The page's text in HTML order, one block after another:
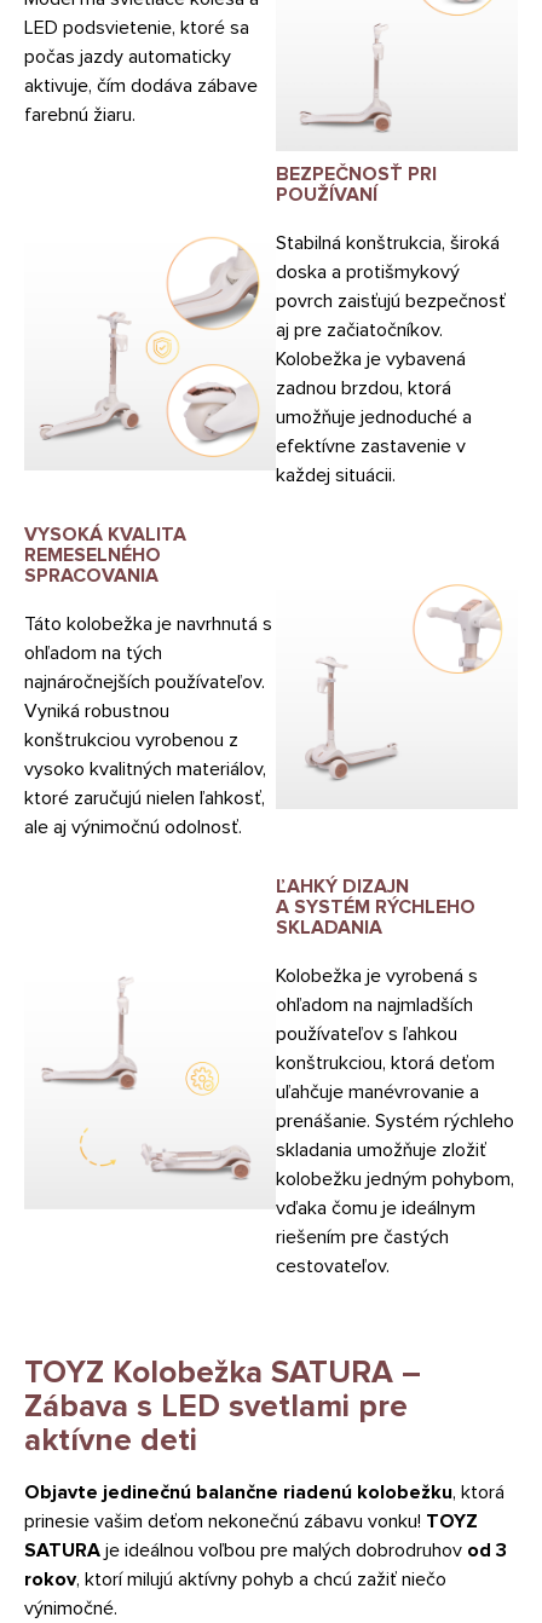
LED podsvietenie, ktoré sa
počas jazdy automaticky
aktivuje, čím dodáva zábave
farebnú žiaru.
BEZPEČNOSŤ PRI
POUŽÍVANÍ
Stabilná konštrukcia, široká
doska a protišmykový
povrch zaisťujú bezpečnosť
aj pre začiatočníkov.
Kolobežka je vybavená
zadnou brzdou, ktorá
umožňuje jednoduché a
efektívne zastavenie v
každej situácii.
VYSOKÁ KVALITA
REMESELNÉHO
SPRACOVANIA
Táto kolobežka je navrhnutá s
ohľadom na tých
najnáročnejších používateľov.
Vyniká robustnou
konštrukciou vyrobenou z
vysoko kvalitných materiálov,
ktoré zaručujú nielen ľahkosť,
ale aj výnimočnú odolnosť.
ĽAHKÝ DIZAJN
A SYSTÉM RÝCHLEHO
SKLADANIA
Kolobežka je vyrobená s
ohľadom na najmladších
používateľov s ľahkou
konštrukciou, ktorá deťom
uľahčuje manévrovanie a
prenášanie. Systém rýchleho
skladania umožňuje zložiť
kolobežku jedným pohybom,
vďaka čomu je ideálnym
riešením pre častých
cestovateľov.
TOYZ Kolobežka SATURA –
Zábava s LED svetlami pre
aktívne deti
Objavte jedinečnú balančne riadenú kolobežku, ktorá
prinesie vašim deťom nekonečnú zábavu vonku! TOYZ
SATURA je ideálnou voľbou pre malých dobrodruhov od 3
rokov, ktorí milujú aktívny pohyb a chcú zažiť niečo
výnimočné.